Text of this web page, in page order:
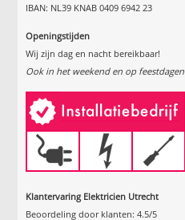
IBAN: NL39 KNAB 0409 6942 23
Openingstijden
Wij zijn dag en nacht bereikbaar!
Ook in het weekend en op feestdagen
Klantervaring Elektricien Utrecht
Beoordeling door klanten:4.5/5